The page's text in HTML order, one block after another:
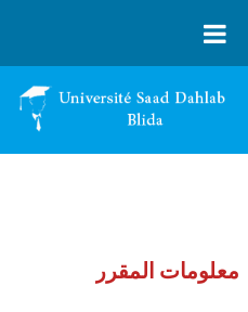
معلومات المقرر